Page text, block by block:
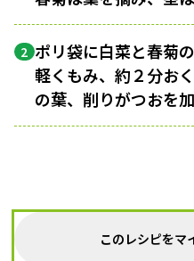
2 ポリ袋に白菜と春菊
軽くもみ、約２分お
の葉、削りがつおを
このレシピをマ